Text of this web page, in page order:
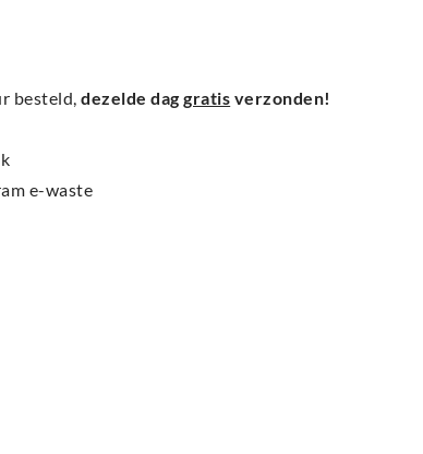
besteld,dezelde daggratis verzonden!
e-waste